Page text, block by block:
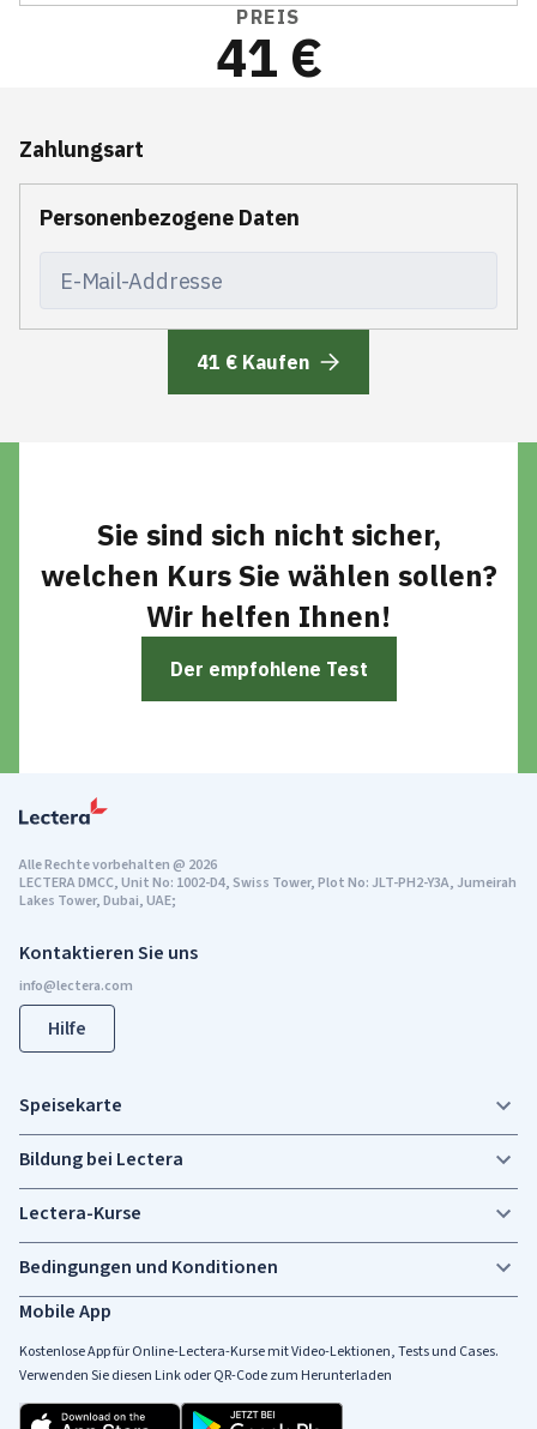
PREIS
41 €
Zahlungsart
Personenbezogene Daten
E-Mail-Addresse
41 € Kaufen
Sie sind sich nicht sicher,
welchen Kurs Sie wählen sollen?
Wir helfen Ihnen!
Der empfohlene Test
Kontaktieren Sie uns
Hilfe
Mobile App
Kostenlose App für Online-Lectera-Kurse mit Video-Lektionen, Tests und Cases.
Verwenden Sie diesen Link oder QR-Code zum Herunterladen
Alle Rechte vorbehalten@ 2026
LECTERA DMCC, Unit No: 1002-D4, Swiss Tower, Plot No: JLT-PH2-Y3A, Jumeirah
Lakes Tower, Dubai, UAE;
Speisekarte
Bildung bei Lectera
Lectera-Kurse
Bedingungen und Konditionen